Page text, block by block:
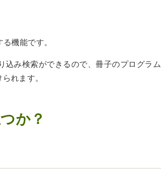
機能です。
込み検索ができるので、冊子のプログラム
れます。
か？